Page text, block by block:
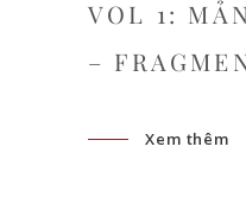
VOL 1:
–
Xem thêm